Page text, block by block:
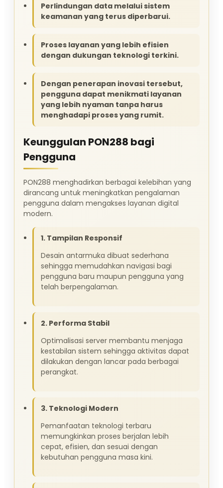
Perlindungan data melalui sistem
keamanan yang terus diperbarui.
Proses layanan yang lebih efisien
dengan dukungan teknologi terkini.
Dengan penerapan inovasi tersebut,
pengguna dapat menikmati layanan
yang lebih nyaman tanpa harus
menghadapi proses yang rumit.
Keunggulan PON288 bagi
Pengguna
PON288 menghadirkan berbagai kelebihan yang
dirancang untuk meningkatkan pengalaman
pengguna dalam mengakses layanan digital
modern.
1. Tampilan Responsif
Desain antarmuka dibuat sederhana
sehingga memudahkan navigasi bagi
pengguna baru maupun pengguna yang
telah berpengalaman.
2. Performa Stabil
Optimalisasi server membantu menjaga
kestabilan sistem sehingga aktivitas dapat
dilakukan dengan lancar pada berbagai
perangkat.
3. Teknologi Modern
Pemanfaatan teknologi terbaru
memungkinkan proses berjalan lebih
cepat, efisien, dan sesuai dengan
kebutuhan pengguna masa kini.